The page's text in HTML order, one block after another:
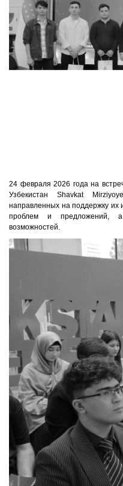
24 февраля 2026 года на
Узбекистан Shavkat
направленных на поддержку их
проблем и предложений, а
возможностей.